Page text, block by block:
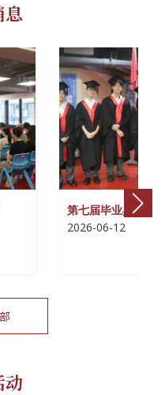
息
第七届毕业典礼暨
2026-06-12
动